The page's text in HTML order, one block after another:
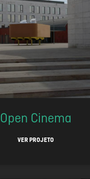
Open Cinema
VER PROJETO